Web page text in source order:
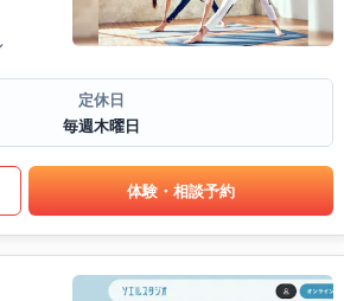
定休日
毎週木曜日
体験・相談予約